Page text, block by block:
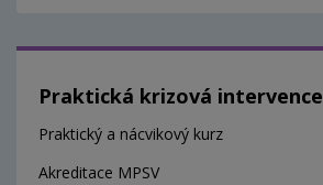
Praktická krizová intervence
Praktický a nácvikový kurz
Akreditace MPSV